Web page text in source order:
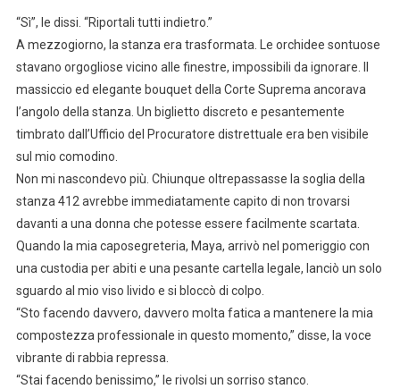
“Sì”, le dissi. “Riportali tutti indietro.”
A mezzogiorno, la stanza era trasformata. Le orchidee sontuose
stavano orgogliose vicino alle finestre, impossibili da ignorare. Il
massiccio ed elegante bouquet della Corte Suprema ancorava
l’angolo della stanza. Un biglietto discreto e pesantemente
timbrato dall’Ufficio del Procuratore distrettuale era ben visibile
sul mio comodino.
Non mi nascondevo più. Chiunque oltrepassasse la soglia della
stanza 412 avrebbe immediatamente capito di non trovarsi
davanti a una donna che potesse essere facilmente scartata.
Quando la mia caposegreteria, Maya, arrivò nel pomeriggio con
una custodia per abiti e una pesante cartella legale, lanciò un solo
sguardo al mio viso livido e si bloccò di colpo.
“Sto facendo davvero, davvero molta fatica a mantenere la mia
compostezza professionale in questo momento,” disse, la voce
vibrante di rabbia repressa.
“Stai facendo benissimo,” le rivolsi un sorriso stanco.